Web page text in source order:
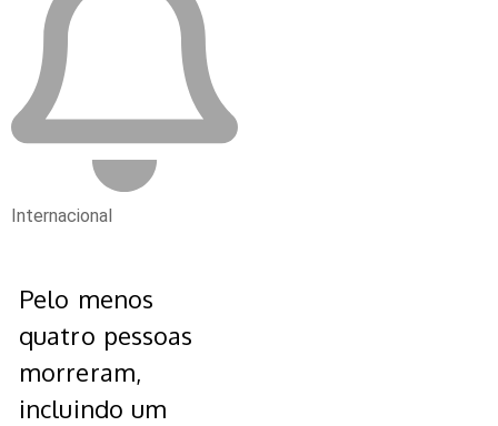
Internacional
Pelo menos
quatro pessoas
morreram,
incluindo um